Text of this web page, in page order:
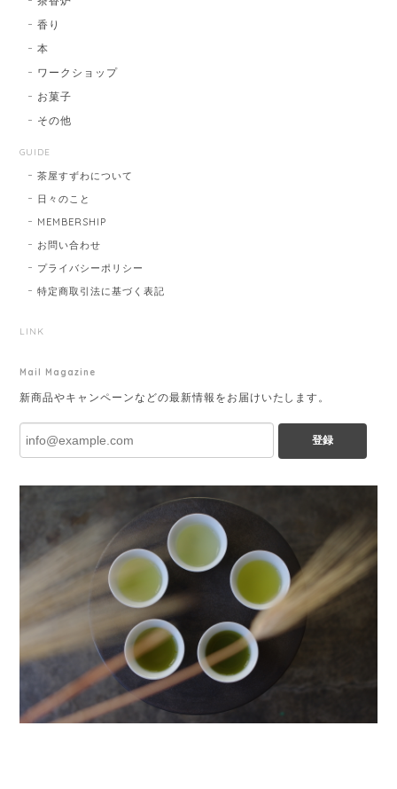
香り
本
ワークショップ
お菓子
その他
GUIDE
茶屋すずわについて
日々のこと
MEMBERSHIP
お問い合わせ
プライバシーポリシー
特定商取引法に基づく表記
LINK
Mail Magazine
新商品やキャンペーンなどの最新情報をお届けいたします。
登録